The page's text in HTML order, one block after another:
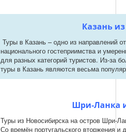
Казань
Туры в Казань – одно из направлений
национального гостеприимства и
для разных категорий туристов. Из-за
туры в Казань являются весьма
Шри-Ланка
Туры из Новосибирска на остров Шри-
Со времён португальского вторжения и